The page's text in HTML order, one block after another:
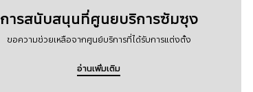
การสนับสนุนที่ศูนยบริการซัมซุง
ขอความช่วยเหลือจากศูนย์บริการที่ได้รับการแต่งตั้ง
อ่านเพิ่มเติม